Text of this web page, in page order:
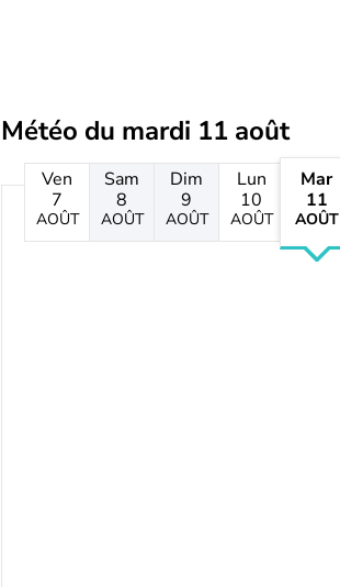
Météo du mardi 11 août
Ven
7
AOÛT
Sam
8
AOÛT
Dim
9
AOÛT
Lun
10
AOÛT
Mar
11
AOÛT